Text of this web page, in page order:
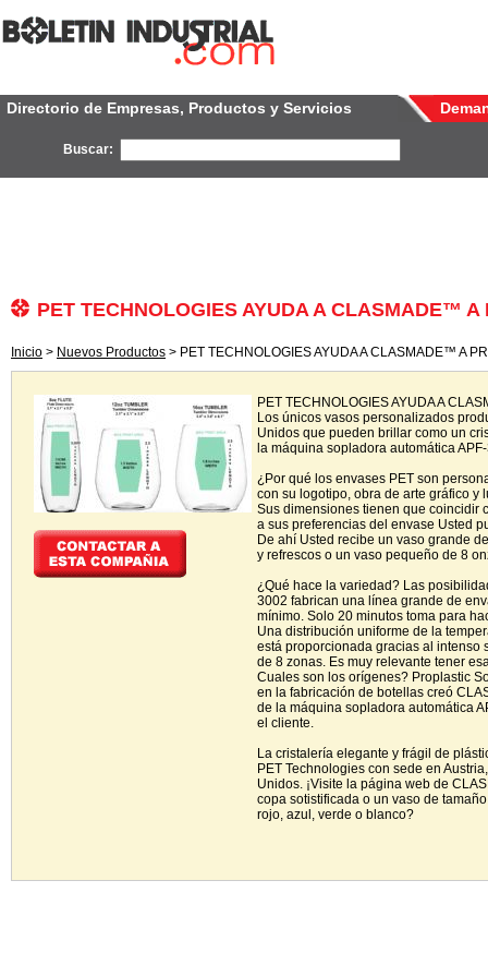
Directorio de Empresas, Productos y Servicios
Buscar:
PET TECHNOLOGIES AYUDA A CLASMADE™ A
Inicio > Nuevos Productos > PET TECHNOLOGIES AYUDA A CLASMADE™ A
PET TECHNOLOGIES AYUDA A
Los únicos vasos personalizados
Unidos que pueden brillar como un
la máquina sopladora automática
¿Por qué los envases PET son
con su logotipo, obra de arte gráfico y
Sus dimensiones tienen que coincidir
a sus preferencias del envase Usted
De ahí Usted recibe un vaso grande
y refrescos o un vaso pequeño de 8
¿Qué hace la variedad? Las
3002 fabrican una línea grande de
mínimo. Solo 20 minutos toma para
Una distribución uniforme de la
está proporcionada gracias al intenso
de 8 zonas. Es muy relevante tener
Cuales son los orígenes? Proplastic
en la fabricación de botellas creó
de la máquina sopladora automática
el cliente.
La cristalería elegante y frágil de
PET Technologies con sede en
Unidos. ¡Visite la página web de
copa sotistificada o un vaso de
rojo, azul, verde o blanco?